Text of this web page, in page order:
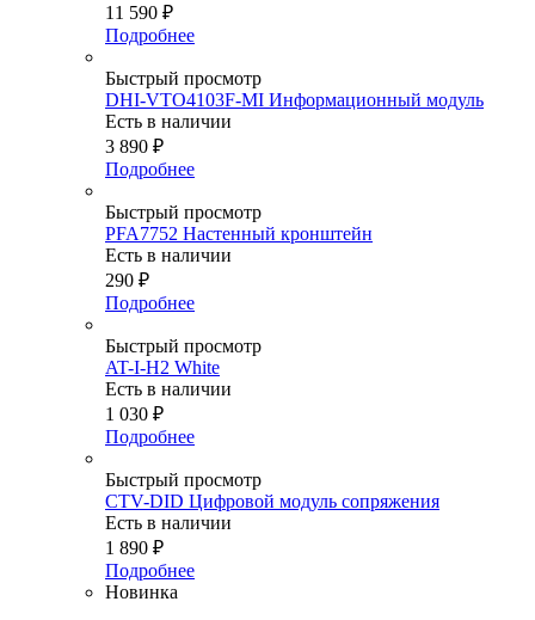
11 590 ₽
Подробнее
Быстрый просмотр
DHI-VTO4103F-MI Информационный модуль
Есть в наличии
3 890 ₽
Подробнее
Быстрый просмотр
PFA7752 Настенный кронштейн
Есть в наличии
290 ₽
Подробнее
Быстрый просмотр
AT-I-H2 White
Есть в наличии
1 030 ₽
Подробнее
Быстрый просмотр
CTV-DID Цифровой модуль сопряжения
Есть в наличии
1 890 ₽
Подробнее
Новинка